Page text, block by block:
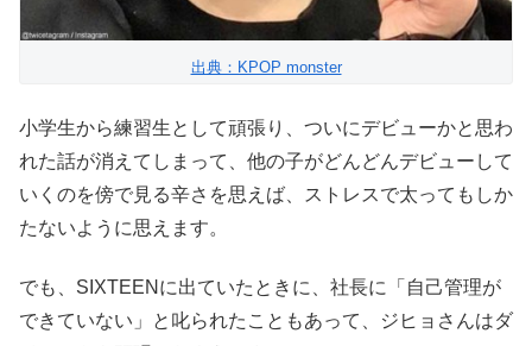
出典：KPOP monster
小学生から練習生として頑張り、ついにデビューかと思わ
れた話が消えてしまって、他の子がどんどんデビューして
いくのを傍で見る辛さを思えば、ストレスで太ってもしか
たないように思えます。
でも、SIXTEENに出ていたときに、社長に「自己管理が
できていない」と叱られたこともあって、ジヒョさんはダ